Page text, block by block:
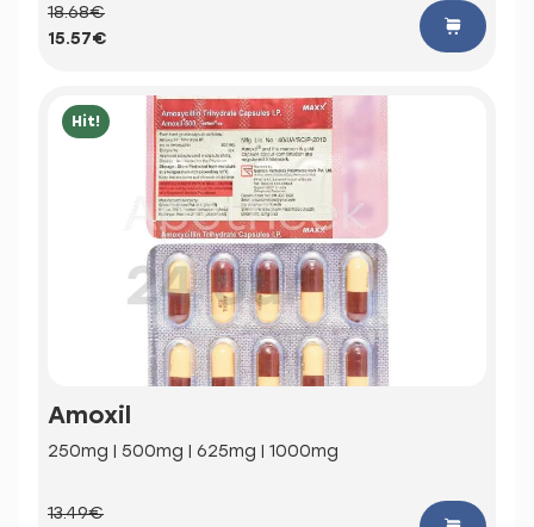
18.68€
15.57€
Hit!
Amoxil
250mg | 500mg | 625mg | 1000mg
13.49€